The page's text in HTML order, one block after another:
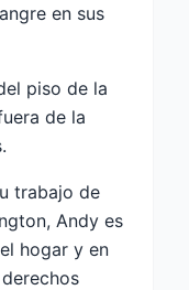
en sus
piso de la
de la
trabajo de
Andy es
hogar y en